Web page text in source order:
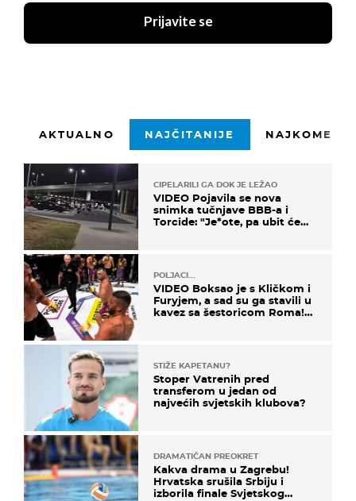
Prijavite se
AKTUALNO NAJČITANIJE
CIPELARILI GA DOK JE LEŽAO
VIDEO Pojavila se nova
snimka tučnjave BBB-a i
Torcide: "Je*ote, pa ubit će
POLJACI...
VIDEO Boksao je s Kličkom i
Furyjem, a sad su ga stavili u
kavez sa šestoricom Roma!
STIŽE KAPETANU?
Stoper Vatrenih pred
transferom u jedan od
najvećih svjetskih klubova?
DRAMATIČAN PREOKRET
Kakva drama u Zagrebu!
Hrvatska srušila Srbiju i
izborila finale Svjetskog